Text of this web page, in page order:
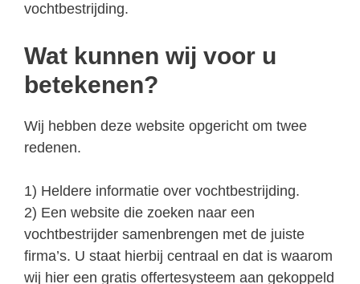
vochtbestrijding.
Wat kunnen wij voor u
betekenen?
Wij hebben deze website opgericht om twee
redenen.
1) Heldere informatie over vochtbestrijding.
2) Een website die zoeken naar een
vochtbestrijder samenbrengen met de juiste
firma’s. U staat hierbij centraal en dat is waarom
wij hier een gratis offertesysteem aan gekoppeld